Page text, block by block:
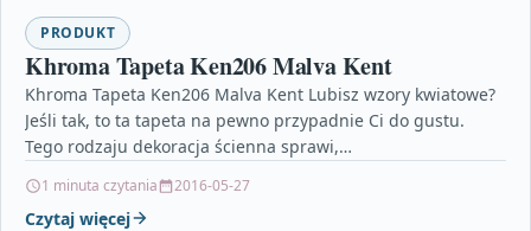
PRODUKT
Khroma Tapeta Ken206 Malva Kent
Khroma Tapeta Ken206 Malva Kent Lubisz wzory kwiatowe?
Jeśli tak, to ta tapeta na pewno przypadnie Ci do gustu.
Tego rodzaju dekoracja ścienna sprawi,…
1 minuta czytania 2016-05-27
Czytaj więcej